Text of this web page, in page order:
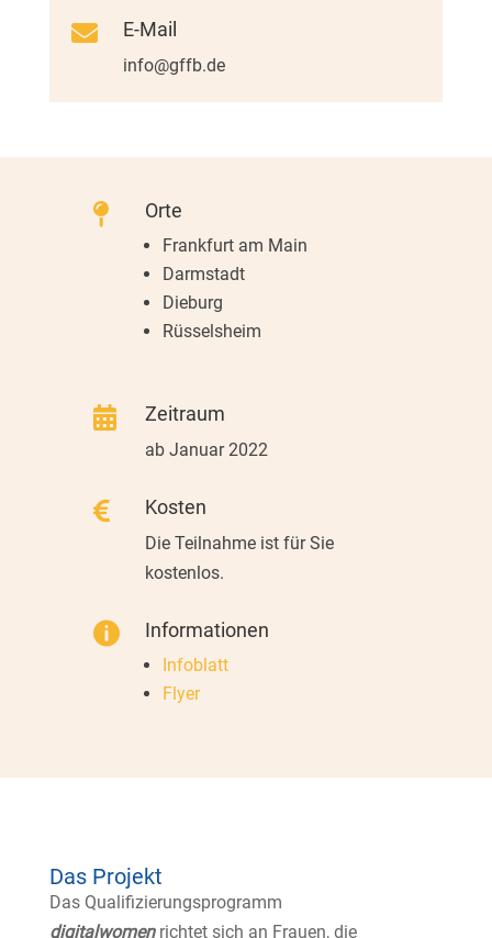
 E-Mail
info@gffb.de
 Orte
Frankfurt am Main
Darmstadt
Dieburg
Rüsselsheim
 Zeitraum
ab Januar 2022
 Kosten
Die Teilnahme ist für Sie
kostenlos.
 Informationen
Infoblatt
Flyer
Das Projekt
Das Qualifizierungsprogramm
digitalwomenrichtet sich an Frauen, die